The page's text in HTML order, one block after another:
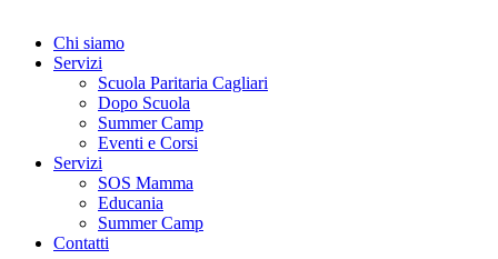
Chi siamo
Servizi
Scuola Paritaria Cagliari
Dopo Scuola
Summer Camp
Eventi e Corsi
Servizi
SOS Mamma
Educania
Summer Camp
Contatti